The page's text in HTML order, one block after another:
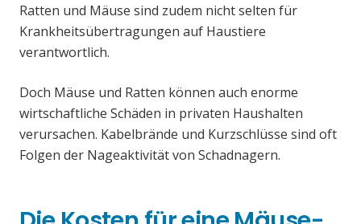
Ratten und Mäuse sind zudem nicht selten für
Krankheitsübertragungen auf Haustiere
verantwortlich.
Doch Mäuse und Ratten können auch enorme
wirtschaftliche Schäden in privaten Haushalten
verursachen. Kabelbrände und Kurzschlüsse sind oft
Folgen der Nageaktivität von Schadnagern.